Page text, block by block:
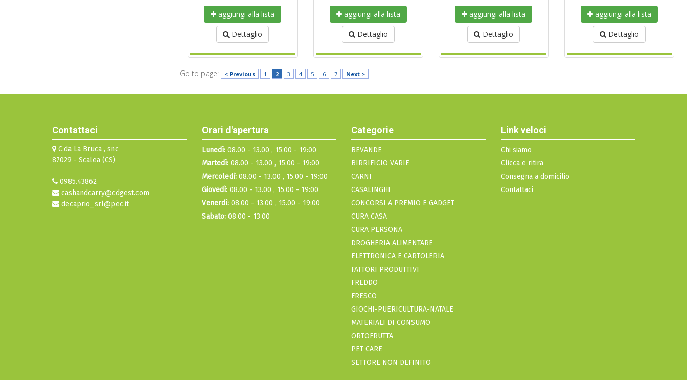
aggiungi alla lista
Dettaglio
aggiungi alla lista
Dettaglio
aggiungi alla lista
Dettaglio
aggiungi alla lista
Dettaglio
Go to page: < Previous 1 2 3 4 5 6 7 Next >
Contattaci
C.da La Bruca , snc
87029 - Scalea (CS)
0985.43862
cashandcarry@cdgest.com
decaprio_srl@pec.it
Orari d'apertura
Lunedì:08.00 - 13.00 , 15.00 - 19:00
Martedì:08.00 - 13.00 , 15.00 - 19:00
Mercoledì:08.00 - 13.00 , 15.00 - 19:00
Giovedì:08.00 - 13.00 , 15.00 - 19:00
Venerdì:08.00 - 13.00 , 15.00 - 19:00
Sabato:08.00 - 13.00
Categorie
BEVANDE
BIRRIFICIO VARIE
CARNI
CASALINGHI
CONCORSI A PREMIO E GADGET
CURA CASA
CURA PERSONA
DROGHERIA ALIMENTARE
ELETTRONICA E CARTOLERIA
FATTORI PRODUTTIVI
FREDDO
FRESCO
GIOCHI-PUERICULTURA-NATALE
MATERIALI DI CONSUMO
ORTOFRUTTA
PET CARE
SETTORE NON DEFINITO
Link veloci
Chi siamo
Clicca e ritira
Consegna a domicilio
Contattaci